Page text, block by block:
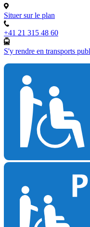
Situer sur le plan
+41 21 315 48 60
S'y rendre en transports